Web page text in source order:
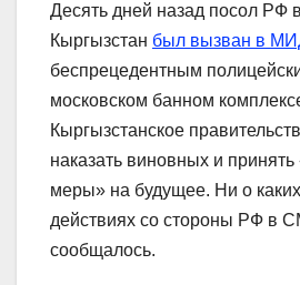
Десять дней назад посол РФ
Кыргызстан был вызван в
беспрецедентным
московском банном
Кыргызстанское
наказать виновных и
меры» на будущее. Ни о
действиях со стороны РФ в
сообщалось.